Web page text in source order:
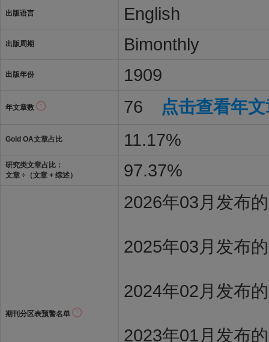
出版语言 English
出版周期 Bimonthly
出版年份 1909
年文章数 76 点击查看年
Gold OA文章占比 11.17%
研究类文章占比：
文章 ÷（文章 + 综述）
97.37%
期刊分区表预警名单
2026年03月发布
2025年03月发布
2024年02月发布
2023年01月发布